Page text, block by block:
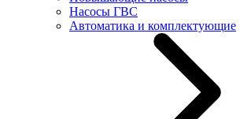
Насосы ГВС
Автоматика и комплектующие